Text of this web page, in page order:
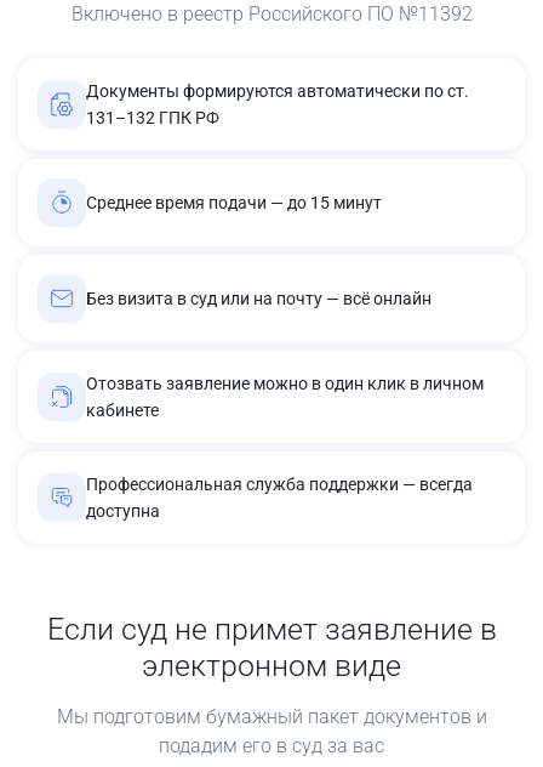
Включено в реестр Российского ПО №11392
Документы формируются автоматически по ст.
131–132 ГПК РФ
Среднее время подачи — до 15 минут
Без визита в суд или на почту — всё онлайн
Отозвать заявление можно в один клик в личном
кабинете
Профессиональная служба поддержки — всегда
доступна
Если суд не примет заявление в
электронном виде
Мы подготовим бумажный пакет документов и
подадим его в суд за вас